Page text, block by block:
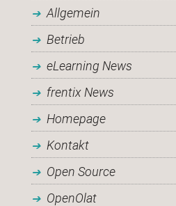
Allgemein
Betrieb
eLearning News
frentix News
Homepage
Kontakt
Open Source
OpenOlat